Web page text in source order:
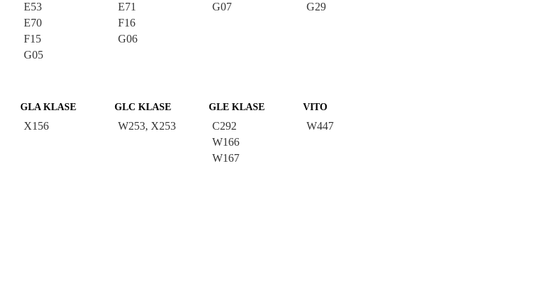
E53
E70
F15
G05
E71
F16
G06
G07 G29
GLA KLASE
X156
GLC KLASE
W253, X253
GLE KLASE
C292
W166
W167
VITO
W447